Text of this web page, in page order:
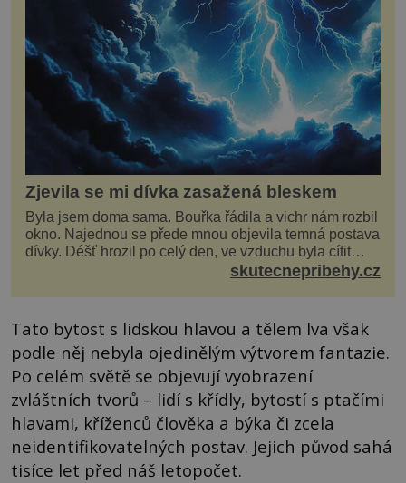
Zjevila se mi dívka zasažená bleskem
Byla jsem doma sama. Bouřka řádila a vichr nám rozbil
okno. Najednou se přede mnou objevila temná postava
dívky. Déšť hrozil po celý den, ve vzduchu byla cítit
bouřka. Do topolů před domem se opřel ví...skutecnepribehy.cz
Tato bytost s lidskou hlavou a tělem lva však
podle něj nebyla ojedinělým výtvorem fantazie.
Po celém světě se objevují vyobrazení
zvláštních tvorů – lidí s křídly, bytostí s ptačími
hlavami, kříženců člověka a býka či zcela
neidentifikovatelných postav. Jejich původ sahá
tisíce let před náš letopočet.